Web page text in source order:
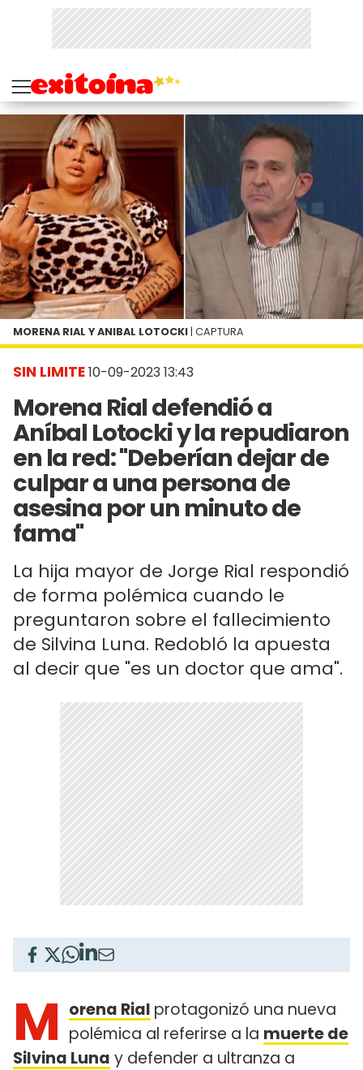
SIN LIMITE10-09-2023 13:43
Morena Rial defendió a
Aníbal Lotocki y la repudiaron
en la red: "Deberían dejar de
culpar a una persona de
asesina por un minuto de
fama"
La hija mayor de Jorge Rial respondió
de forma polémica cuando le
preguntaron sobre el fallecimiento
de Silvina Luna. Redobló la apuesta
al decir que "es un doctor que ama".
MORENA RIAL Y ANIBAL LOTOCKI | CAPTURA
M orena Rial protagonizó una nueva
polémica al referirse a la muerte de
Silvina Luna y defender a ultranza a